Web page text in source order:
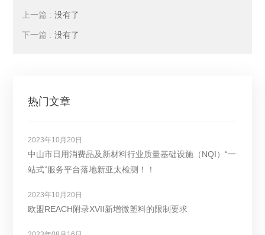
上一篇 : 没有了
下一篇 : 没有了
热门文章
2023年10月20日
中山市日用消费品及新材料行业质量基础设施（NQI）“一
站式”服务平台落地新亚太检测！！
2023年10月20日
欧盟REACH附录XVII新增微塑料的限制要求